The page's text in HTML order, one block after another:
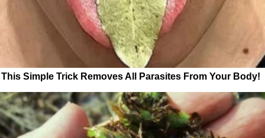
This Simple Trick Removes All Parasites From Your Body!